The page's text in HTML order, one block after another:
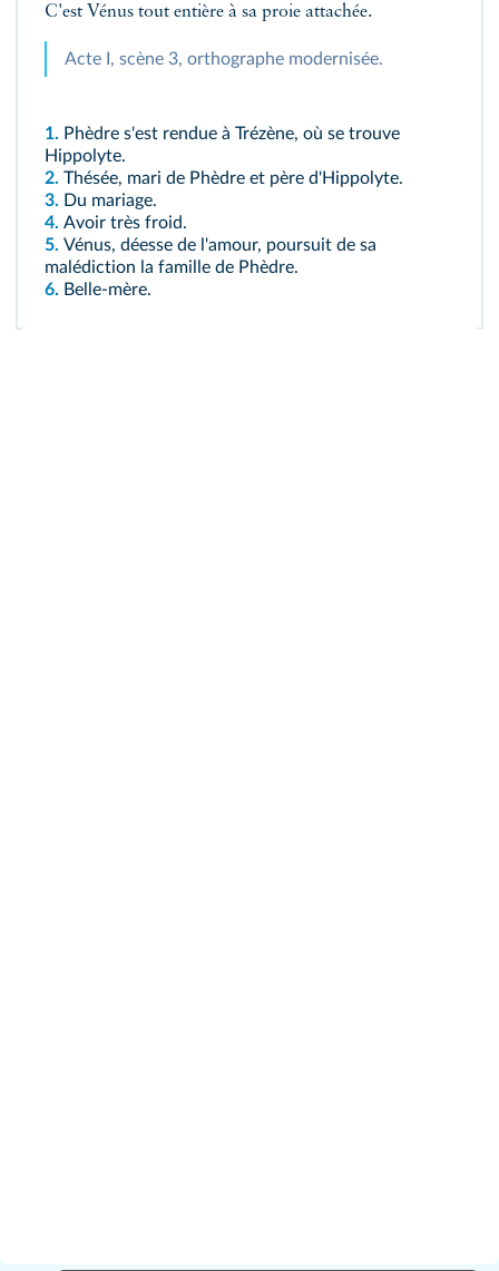
C'est Vénus tout entière à sa proie attachée.
Acte I, scène 3, orthographe modernisée.
1. Phèdre s'est rendue à Trézène, où se trouve
Hippolyte.
2. Thésée, mari de Phèdre et père d'Hippolyte.
3. Du mariage.
4. Avoir très froid.
5. Vénus, déesse de l'amour, poursuit de sa
malédiction la famille de Phèdre.
6. Belle-mère.